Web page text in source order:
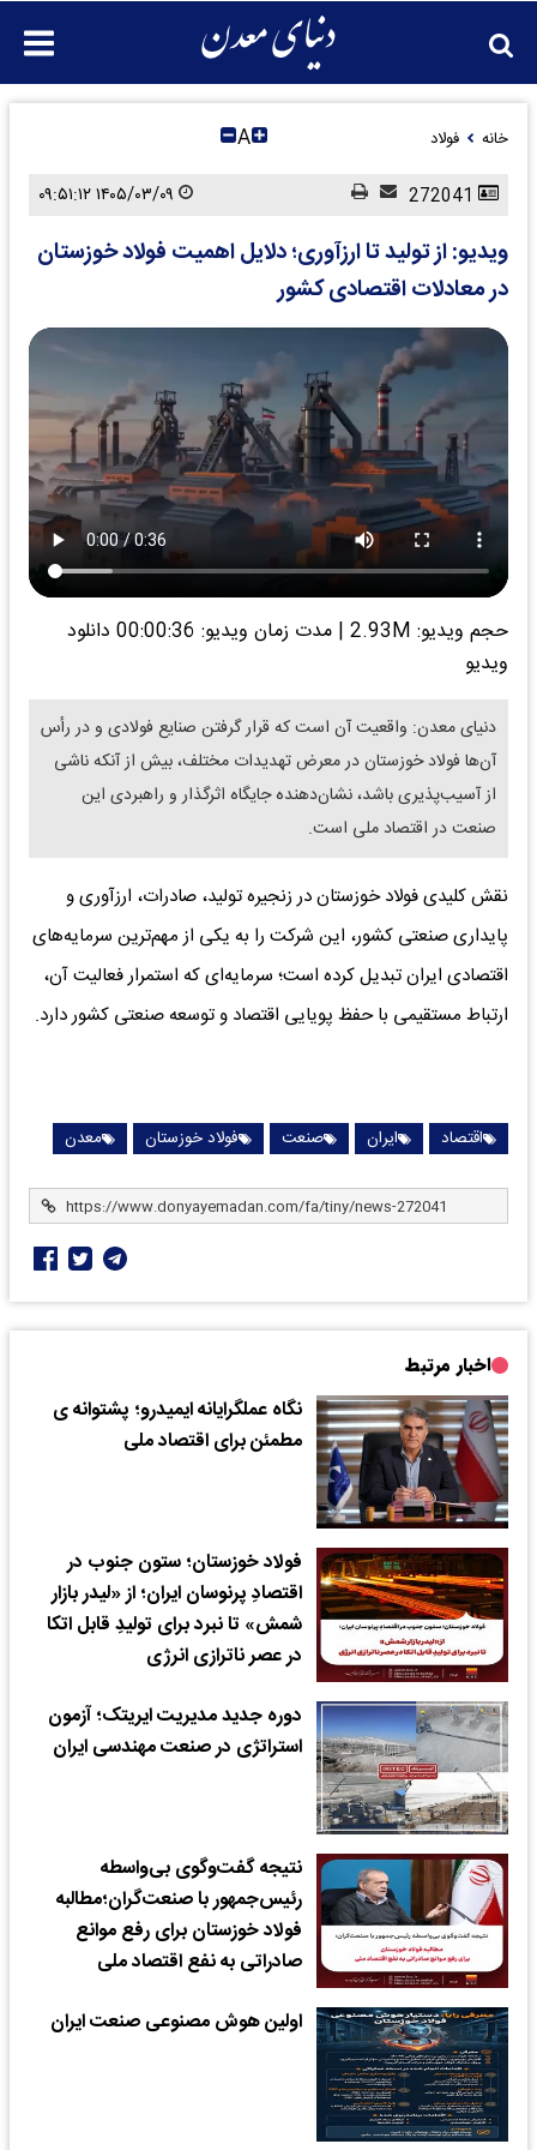
خانه فولاد A
ویدیو: از تولید تا ارزآوری؛ دلایل اهمیت فولاد خوزستان
در معادلات اقتصادی کشور
حجم ویدیو: 2.93M | مدت زمان ویدیو: 00:00:36
دانلود
ویدیو
دنیای معدن: واقعیت آن است که قرار گرفتن صنایع فولادی و در رأس
آن‌ها فولاد خوزستان در معرض تهدیدات مختلف، بیش از آنکه ناشی
از آسیب‌پذیری باشد، نشان‌دهنده جایگاه اثرگذار و راهبردی این
صنعت در اقتصاد ملی است.
نقش کلیدی فولاد خوزستان در زنجیره تولید، صادرات، ارزآوری و
پایداری صنعتی کشور، این شرکت را به یکی از مهم‌ترین سرمایه‌های
اقتصادی ایران تبدیل کرده است؛ سرمایه‌ای که استمرار فعالیت آن،
ارتباط مستقیمی با حفظ پویایی اقتصاد و توسعه صنعتی کشور دارد.
اقتصاد ایران صنعت فولاد خوزستان معدن
اخبار مرتبط
نگاه عملگرایانه ایمیدرو؛ پشتوانه ی
مطمئن برای اقتصاد ملی
فولاد خوزستان؛ ستون جنوب در
اقتصادِ پرنوسان ایران؛ از «لیدر بازار
شمش» تا نبرد برای تولیدِ قابل اتکا
در عصر ناترازی انرژی
دوره جدید مدیریت ایریتک؛ آزمون
استراتژی در صنعت مهندسی ایران
نتیجه گفت‌وگوی بی‌واسطه
رئیس‌جمهور با صنعت‌گران؛مطالبه
فولاد خوزستان برای رفع موانع
صادراتی به نفع اقتصاد ملی
اولین هوش مصنوعی صنعت ایران